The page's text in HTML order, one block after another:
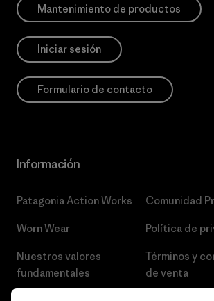
Mantenimiento de productos
Iniciar sesión
Formulario de contacto
Información
Patagonia Action Works
Worn Wear
Nuestros valores
fundamentales
Comunidad
Política de
Términos y
de venta